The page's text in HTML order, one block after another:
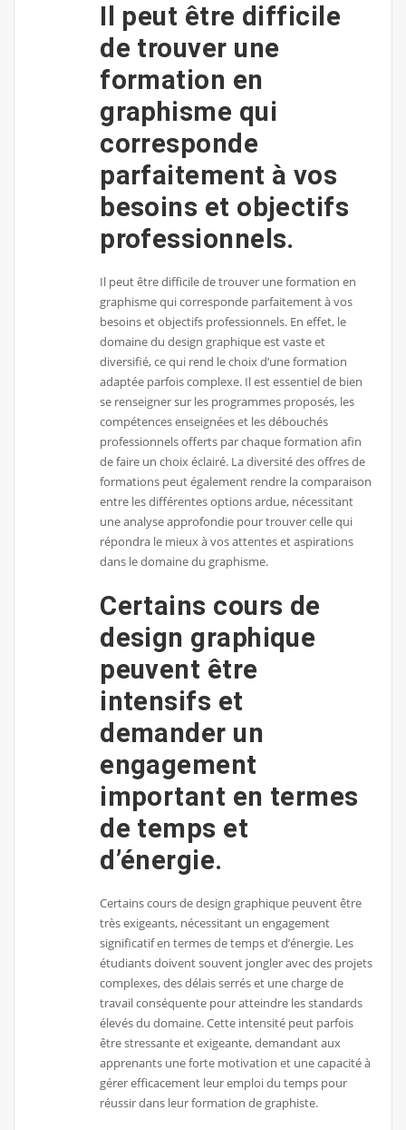
Il peut être difficile
de trouver une
formation en
graphisme qui
corresponde
parfaitement à vos
besoins et objectifs
professionnels.
Il peut être difficile de trouver une formation en
graphisme qui corresponde parfaitement à vos
besoins et objectifs professionnels. En effet, le
domaine du design graphique est vaste et
diversifié, ce qui rend le choix d’une formation
adaptée parfois complexe. Il est essentiel de bien
se renseigner sur les programmes proposés, les
compétences enseignées et les débouchés
professionnels offerts par chaque formation afin
de faire un choix éclairé. La diversité des offres de
formations peut également rendre la comparaison
entre les différentes options ardue, nécessitant
une analyse approfondie pour trouver celle qui
répondra le mieux à vos attentes et aspirations
dans le domaine du graphisme.
Certains cours de
design graphique
peuvent être
intensifs et
demander un
engagement
important en termes
de temps et
d’énergie.
Certains cours de design graphique peuvent être
très exigeants, nécessitant un engagement
significatif en termes de temps et d’énergie. Les
étudiants doivent souvent jongler avec des projets
complexes, des délais serrés et une charge de
travail conséquente pour atteindre les standards
élevés du domaine. Cette intensité peut parfois
être stressante et exigeante, demandant aux
apprenants une forte motivation et une capacité à
gérer efficacement leur emploi du temps pour
réussir dans leur formation de graphiste.